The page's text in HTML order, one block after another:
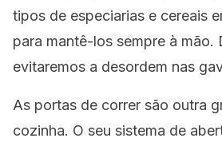
tipos de especiarias e cereais
para mantê-los sempre à mão.
evitaremos a desordem nas
As portas de correr são outra
cozinha. O seu sistema de